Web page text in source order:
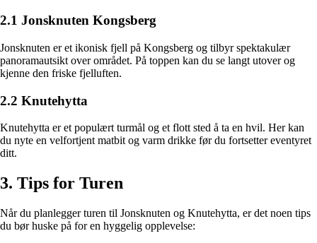
2.1 Jonsknuten Kongsberg
Jonsknuten er et ikonisk fjell på Kongsberg og tilbyr spektakulær
panoramautsikt over området. På toppen kan du se langt utover og
kjenne den friske fjelluften.
2.2 Knutehytta
Knutehytta er et populært turmål og et flott sted å ta en hvil. Her kan
du nyte en velfortjent matbit og varm drikke før du fortsetter eventyret
ditt.
3. Tips for Turen
Når du planlegger turen til Jonsknuten og Knutehytta, er det noen tips
du bør huske på for en hyggelig opplevelse: